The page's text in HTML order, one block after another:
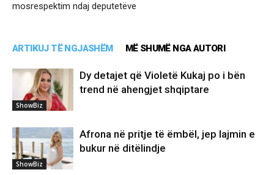
mosrespektim ndaj deputetëve
ARTIKUJ TË NGJASHËM MË SHUMË NGA AUTORI
ShowBiz
Dy detajet që Violetë Kukaj po i bën
trend në ahengjet shqiptare
ShowBiz
Afrona në pritje të ëmbël, jep lajmin e
bukur në ditëlindje